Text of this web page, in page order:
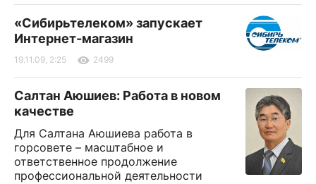
«Сибирьтелеком» запускает
Интернет-магазин
19.11.09, 2:25 2499
Салтан Аюшиев: Работа в новом
качестве
Для Салтана Аюшиева работа в
горсовете – масштабное и
ответственное продолжение
профессиональной деятельности